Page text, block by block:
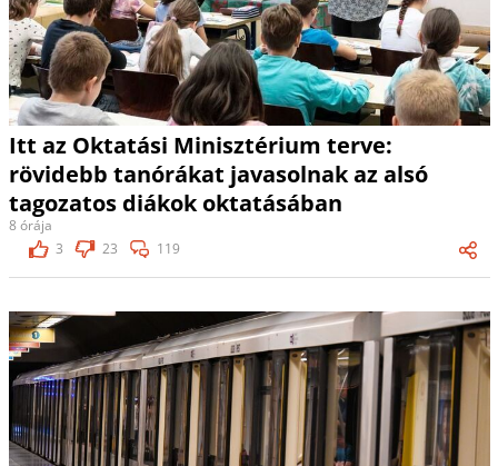
Itt az Oktatási Minisztérium terve:
rövidebb tanórákat javasolnak az alsó
tagozatos diákok oktatásában
8 órája
3
23 119